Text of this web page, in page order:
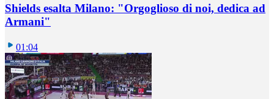
Shields esalta Milano: "Orgoglioso di noi, dedica ad
Armani"
01:04